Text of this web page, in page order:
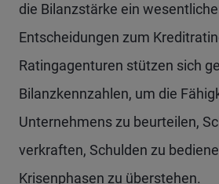
die Bilanzstärke ein
Entscheidungen zum
Ratingagenturen stützen sich
Bilanzkennzahlen, um die
Unternehmens zu beurteilen,
verkraften, Schulden zu
Krisenphasen zu überstehen.